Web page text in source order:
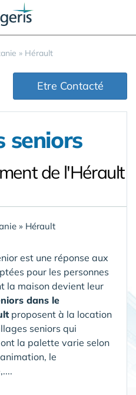
» Hérault
Etre Contacté
seniors
de l'Hérault
» Hérault
est une réponse aux
pour les personnes
la maison devient leur
dans le
proposent à la location
seniors qui
la palette varie selon
le